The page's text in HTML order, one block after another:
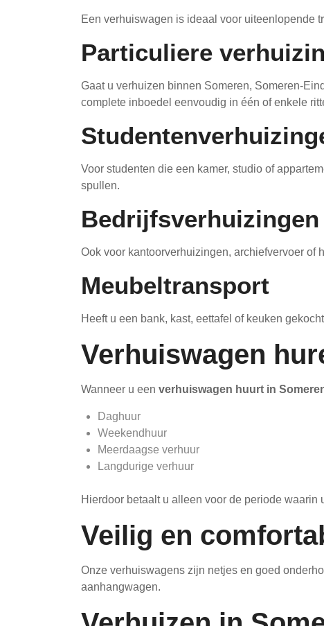
Een verhuiswagen is ideaal voor uiteenlopende
Particuliere
Gaat u verhuizen binnen Someren, Someren-
complete inboedel eenvoudig in één of enkele
Voor studenten die een kamer, studio of
spullen.
Bedrijfsverhuizingen
Ook voor kantoorverhuizingen, archiefvervoer of
Meubeltransport
Heeft u een bank, kast, eettafel of keuken
Verhuiswagen
Wanneer u een verhuiswagen huurt in
Daghuur
Weekendhuur
Meerdaagse verhuur
Langdurige verhuur
Hierdoor betaalt u alleen voor de periode
Veilig en
Onze verhuiswagens zijn netjes en goed
aanhangwagen.